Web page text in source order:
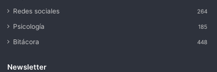
Redes sociales 264
Psicología 185
Bitácora 448
Newsletter